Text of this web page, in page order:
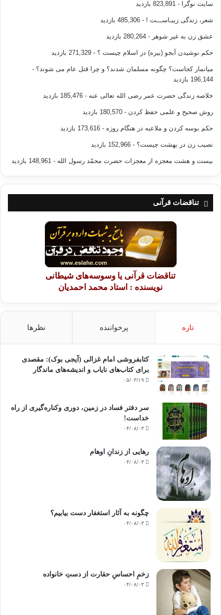
سایت نوگرا - 823,891 بازدید
شعر، زندگی زیبـاســـت ! - 485,306 بازدید
عشق زن به غیر شوهر - 280,264 بازدید
حکم نوشیدن آبجو (بیره) در اسلام چیست ؟ - 271,329 بازدید
میانمار کجاست؟ چگونه مسلمان شدند؟ و چرا قتل عام می شوند؟ -
196,144 بازدید
خلاصه زندگی حضرت عمر رضی الله تعالی عنه - 185,476 بازدید
روش صحیح و علمی حفظ کردن - 180,570 بازدید
حکم بوسه کردن و ملاعبه در هنگام روزه - 173,616 بازدید
نصیب زن در بهشت چیست؟ - 152,966 بازدید
بیست و هشت معجزه از معجزات حضرت محمّد رسول الله - 148,961 بازدید
تناقضات قرآنی
تناقضات قرآنی یا وسوسه‌های شیطانی
نویسنده : استاد محمد احمدیان
تازه پرخواننده نظرها
کتابفروشی امام غزالی (آیجی بوک): مقصدی
برای کتاب‌های نایاب و اندیشه‌های ماندگار
۰۵/۰۳/۱۹
سر دفتر فساد در زمین‌، دوری وکناره‌گیری از راه
خداست‌!
۰۴/۰۸/۰۳
رهایی از زندانِ اوهام
۰۴/۰۸/۰۳
چگونه به آثار استغفار دست بیابیم؟
۰۴/۰۸/۰۳
زخمِ احساسِ حقارت از دستِ خانواده
۰۴/۰۸/۰۳